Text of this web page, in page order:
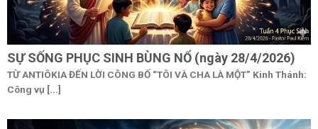
SỰ SỐNG PHỤC SINH BÙNG NỔ (ngày 28/4/2026)
TỪ ANTIÔKIA ĐẾN LỜI CÔNG BỐ “TÔI VÀ CHA LÀ MỘT” Kinh Thánh:
Công vụ [...]